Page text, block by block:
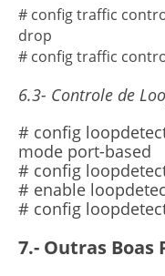
# config traffic
drop
# config traffic
6.3- Controle de
# config
mode port-based
# config
# enable
# config
7.- Outras Boas